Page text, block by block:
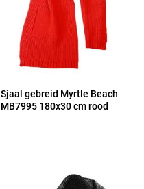
Sjaal gebreid Myrtle Beach
MB7995 180x30 cm rood